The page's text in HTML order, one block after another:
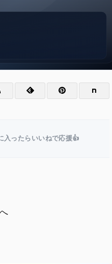
入ったらいいねで応援👍